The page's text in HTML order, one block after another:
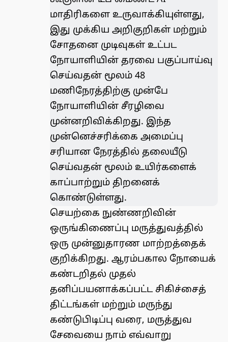
மாதிரிகளை உருவாக்கியுள்ளது,
இது முக்கிய அறிகுறிகள் மற்றும்
சோதனை முடிவுகள் உட்பட
நோயாளியின் தரவை பகுப்பாய்வு
செய்வதன் மூலம் 48
மணிநேரத்திற்கு முன்பே
நோயாளியின் சீரழிவை
முன்னறிவிக்கிறது. இந்த
முன்னெச்சரிக்கை அமைப்பு
சரியான நேரத்தில் தலையீடு
செய்வதன் மூலம் உயிர்களைக்
காப்பாற்றும் திறனைக்
கொண்டுள்ளது.
செயற்கை நுண்ணறிவின்
ஒருங்கிணைப்பு மருத்துவத்தில்
ஒரு முன்னுதாரண மாற்றத்தைக்
குறிக்கிறது. ஆரம்பகால நோயைக்
கண்டறிதல் முதல்
தனிப்பயனாக்கப்பட்ட சிகிச்சைத்
திட்டங்கள் மற்றும் மருந்து
கண்டுபிடிப்பு வரை, மருத்துவ
சேவையை நாம் எவ்வாறு